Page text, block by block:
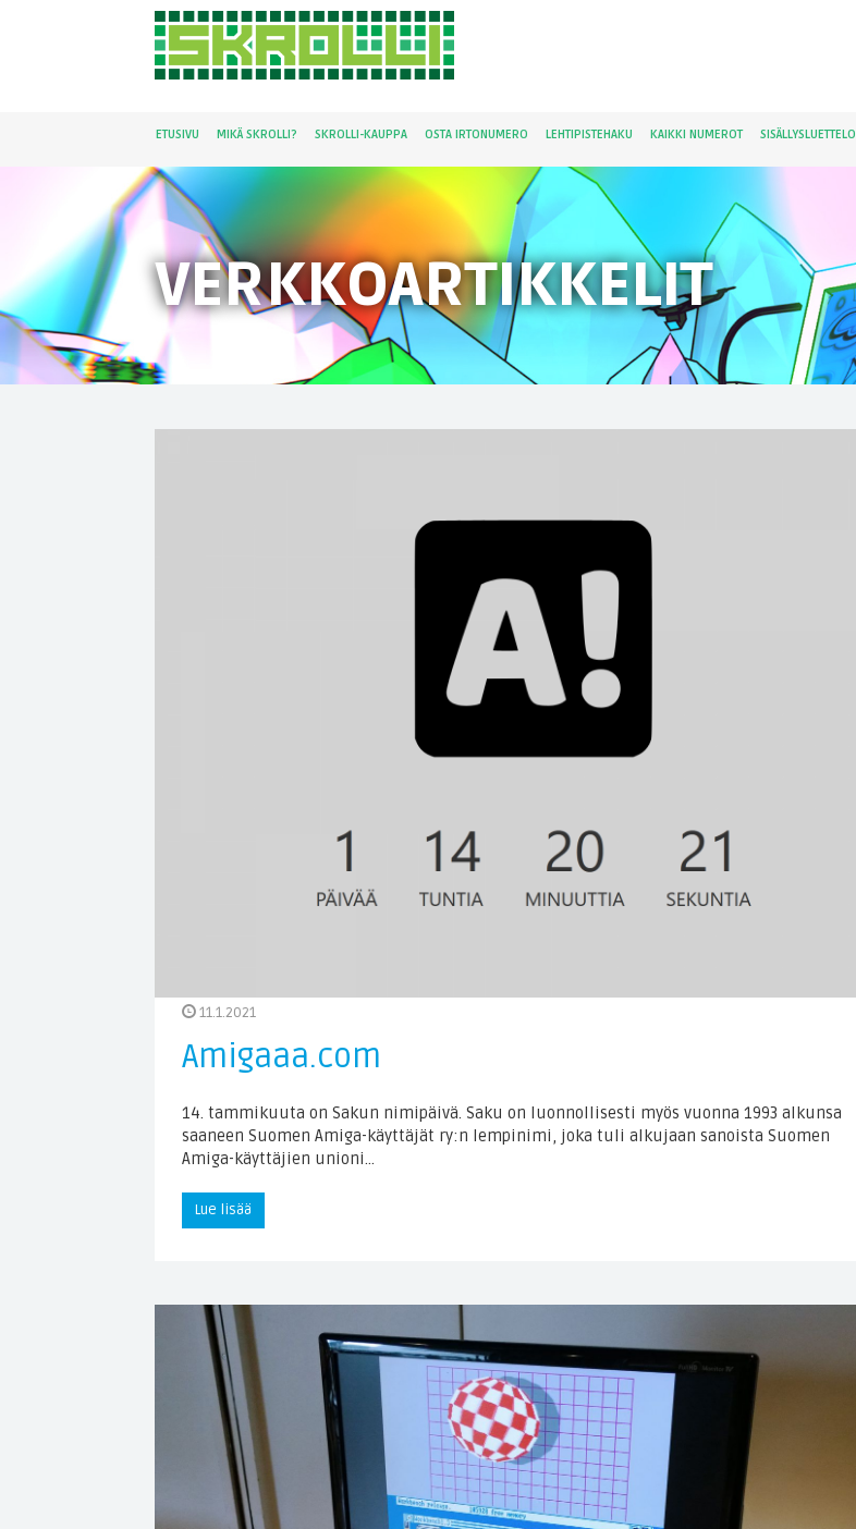
ETUSIVU MIKÄ SKROLLI? SKROLLI-KAUPPA OSTA IRTONUMERO LEHTIPISTEHAKU KAIKKI NUMEROT SISÄLLYSLUETTELO
VERKKOARTIKKELIT
11.1.2021
Amigaaa.com
14. tammikuuta on Sakun nimipäivä. Saku on luonnollisesti myös vuonna 1993 alkunsa
saaneen Suomen Amiga-käyttäjät ry:n lempinimi, joka tuli alkujaan sanoista Suomen
Amiga-käyttäjien unioni…
Lue lisää